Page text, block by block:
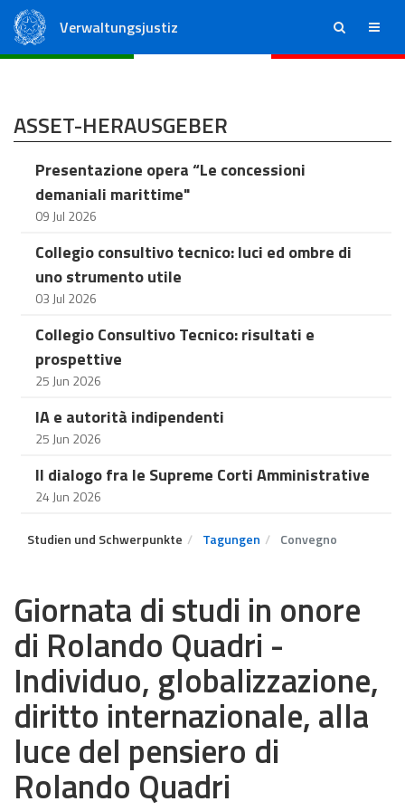
Verwaltungsjustiz ricerca menu
ASSET-HERAUSGEBER
Presentazione opera “Le concessioni
demaniali marittime"
09 Jul 2026
Collegio consultivo tecnico: luci ed ombre di
uno strumento utile
03 Jul 2026
Collegio Consultivo Tecnico: risultati e
prospettive
25 Jun 2026
IA e autorità indipendenti
25 Jun 2026
Il dialogo fra le Supreme Corti Amministrative
24 Jun 2026
Studien und Schwerpunkte Tagungen Convegno
Giornata di studi in onore
di Rolando Quadri -
Individuo, globalizzazione,
diritto internazionale, alla
luce del pensiero di
Rolando Quadri